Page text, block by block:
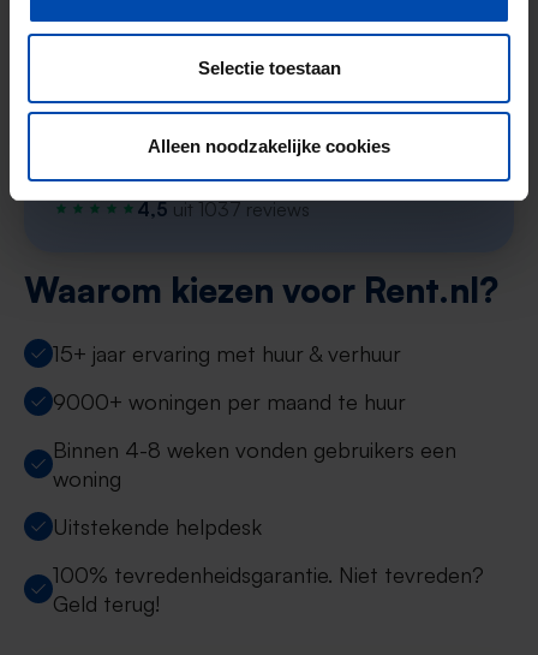
Selectie toestaan
Alleen noodzakelijke cookies
Stel in één minuut je zoekprofiel in en krijg
e-mail, vaak binnen een minuut na publicatie.
Start je zoekprofiel →
4,5 uit 1037 reviews
Waarom kiezen voor Rent.nl?
15+ jaar ervaring met huur & verhuur
9000+ woningen per maand te huur
Binnen 4-8 weken vonden gebruikers een
woning
Uitstekende helpdesk
100% tevredenheidsgarantie. Niet tevreden?
Geld terug!